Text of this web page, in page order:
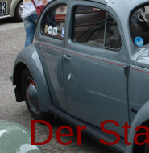
Der